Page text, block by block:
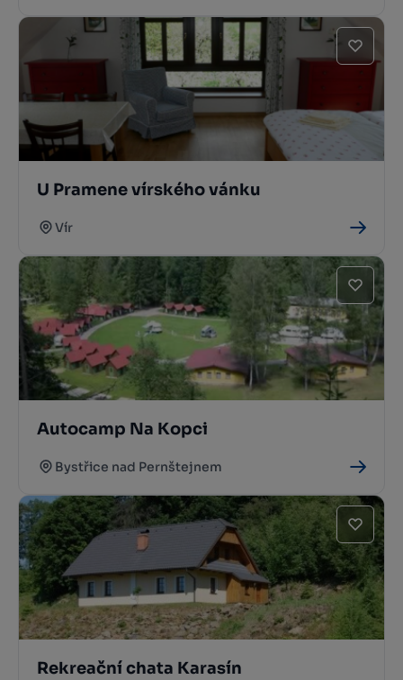
U Pramene vírského vánku
Vír
Autocamp Na Kopci
Bystřice nad Pernštejnem
Rekreační chata Karasín